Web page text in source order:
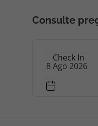
Consulte
Check In